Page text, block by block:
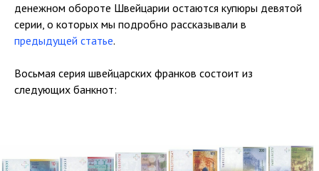
денежном обороте Швейцарии остаются купюры девятой
серии, о которых мы подробно рассказывали в
предыдущей статье.
Восьмая серия швейцарских франков состоит из
следующих банкнот: